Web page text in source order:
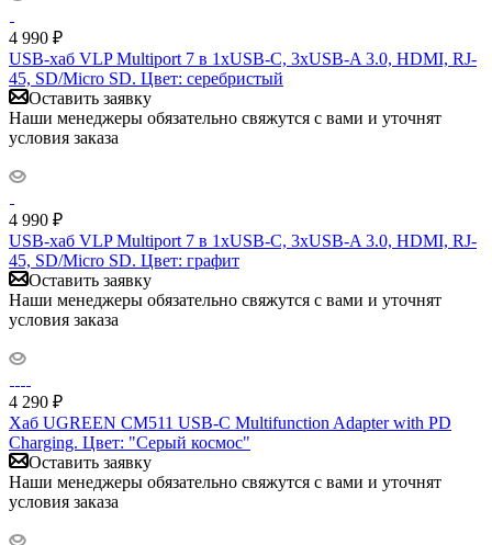
4 990 ₽
USB-хаб VLP Multiport 7 в 1хUSB-C, 3хUSB-A 3.0, HDMI, RJ-
45, SD/Micro SD. Цвет: серебристый
Оставить заявку
Наши менеджеры обязательно свяжутся с вами и уточнят
условия заказа
4 990 ₽
USB-хаб VLP Multiport 7 в 1хUSB-C, 3хUSB-A 3.0, HDMI, RJ-
45, SD/Micro SD. Цвет: графит
Оставить заявку
Наши менеджеры обязательно свяжутся с вами и уточнят
условия заказа
4 290 ₽
Хаб UGREEN CM511 USB-C Multifunction Adapter with PD
Charging. Цвет: "Серый космос"
Оставить заявку
Наши менеджеры обязательно свяжутся с вами и уточнят
условия заказа